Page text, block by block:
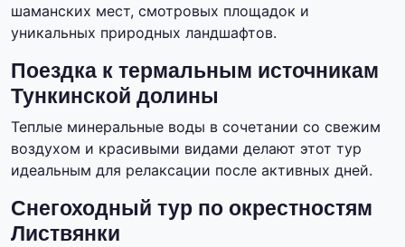
шаманских мест, смотровых площадок и
уникальных природных ландшафтов.
Поездка к термальным источникам
Тункинской долины
Теплые минеральные воды в сочетании со свежим
воздухом и красивыми видами делают этот тур
идеальным для релаксации после активных дней.
Снегоходный тур по окрестностям
Листвянки